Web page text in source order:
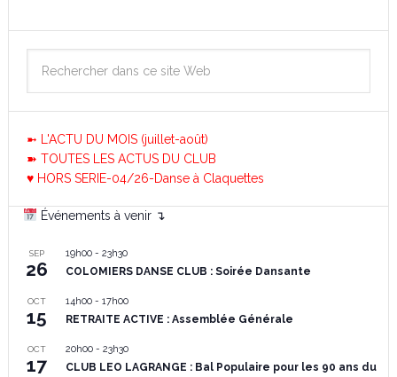
➼ L'ACTU DU MOIS (juillet-août)
➽ TOUTES LES ACTUS DU CLUB
♥ HORS SERIE-04/26-Danse à Claquettes
Événements à venir ↴
SEP
26
19h00- 23h30
COLOMIERS DANSE CLUB : Soirée Dansante
OCT
15
14h00- 17h00
RETRAITE ACTIVE : Assemblée Générale
OCT
17
20h00- 23h30
CLUB LEO LAGRANGE : Bal Populaire pour les 90 ans du